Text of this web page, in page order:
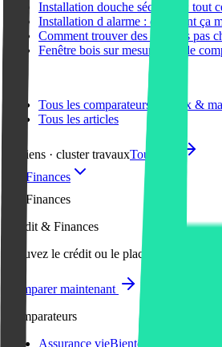
Installation douche sécurisée : tout
Installation d alarme : comment ça
Comment trouver des fenêtres pas
Fenêtre bois sur mesure : guide
Tous les comparateurs travaux &
Tous les articles
12 liens · cluster travauxTout voir
Finances
Finances
Crédit & Finances
Trouvez le crédit ou le placement adapté
Comparer maintenant
Comparateurs
Assurance vieBientôt disponible